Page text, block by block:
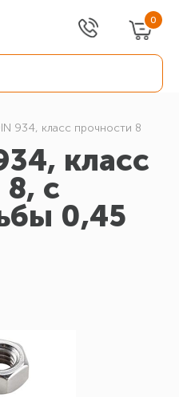
0
934, класс прочности 8
класс
с
0,45